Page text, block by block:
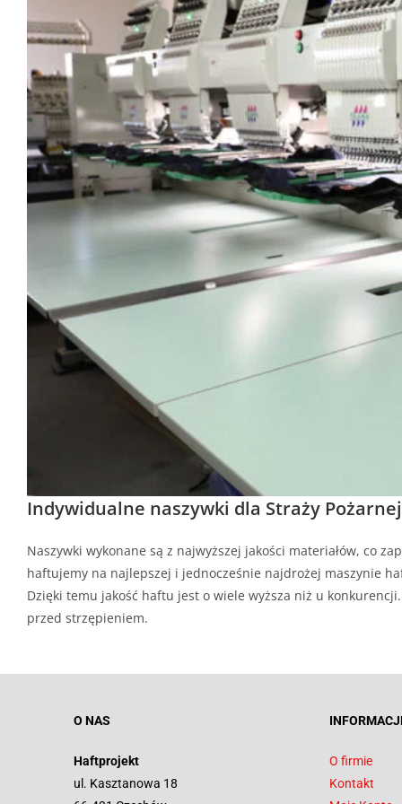
Indywidualne naszywki dla Straży
Naszywki wykonane są z najwyższej jakości materiałów, co
haftujemy na najlepszej i jednocześnie najdrożej maszynie
Dzięki temu jakość haftu jest o wiele wyższa niż u
przed strzępieniem.
O NAS
Haftprojekt
ul. Kasztanowa 18
O firmie
Kontakt